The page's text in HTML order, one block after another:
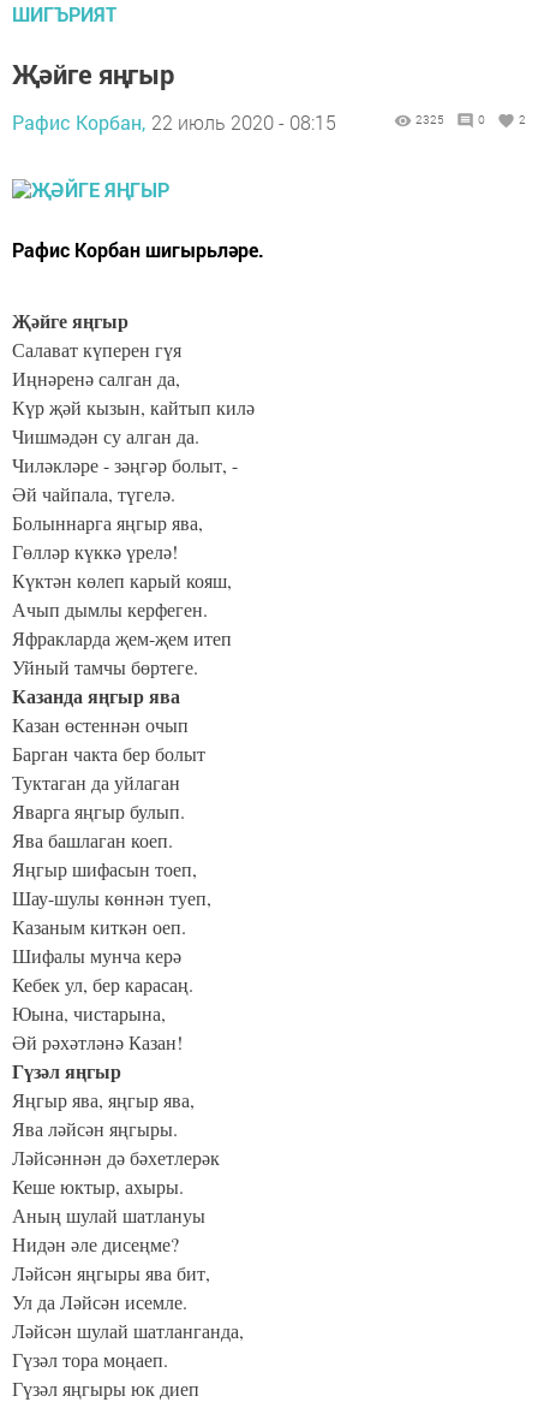
ШИГЪРИЯТ
Җәйге яңгыр
Рафис Корбан, 22 июль 2020 - 08:15 2325 0 2
Рафис Корбан шигырьләре.
Җәйге яңгыр
Салават күперен гүя
Иңнәренә салган да,
Күр җәй кызын, кайтып килә
Чишмәдән су алган да.
Чиләкләре - зәңгәр болыт, -
Әй чайпала, түгелә.
Болыннарга яңгыр ява,
Гөлләр күккә үрелә!
Күктән көлеп карый кояш,
Ачып дымлы керфеген.
Яфракларда җем-җем итеп
Уйный тамчы бөртеге.
Казанда яңгыр ява
Казан өстеннән очып
Барган чакта бер болыт
Туктаган да уйлаган
Яварга яңгыр булып.
Ява башлаган коеп.
Яңгыр шифасын тоеп,
Шау-шулы көннән туеп,
Казаным киткән оеп.
Шифалы мунча керә
Кебек ул, бер карасаң.
Юына, чистарына,
Әй рәхәтләнә Казан!
Гүзәл яңгыр
Яңгыр ява, яңгыр ява,
Ява ләйсән яңгыры.
Ләйсәннән дә бәхетлерәк
Кеше юктыр, ахыры.
Аның шулай шатлануы
Нидән әле дисеңме?
Ләйсән яңгыры ява бит,
Ул да Ләйсән исемле.
Ләйсән шулай шатланганда,
Гүзәл тора моңаеп.
Гүзәл яңгыры юк диеп